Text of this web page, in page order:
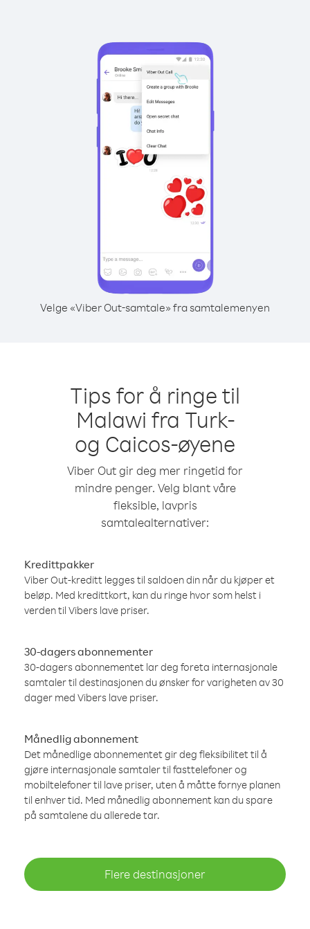
Velge «Viber Out-samtale» fra samtalemenyen
Tips for å ringe til
Malawi fra Turk-
og Caicos-øyene
Viber Out gir deg mer ringetid for
mindre penger. Velg blant våre
fleksible, lavpris
samtalealternativer:
Kredittpakker
Viber Out-kreditt legges til saldoen din når du kjøper et
beløp. Med kredittkort, kan du ringe hvor som helst i
verden til Vibers lave priser.
30-dagers abonnementer
30-dagers abonnementet lar deg foreta internasjonale
samtaler til destinasjonen du ønsker for varigheten av 30
dager med Vibers lave priser.
Månedlig abonnement
Det månedlige abonnementet gir deg fleksibilitet til å
gjøre internasjonale samtaler til fasttelefoner og
mobiltelefoner til lave priser, uten å måtte fornye planen
til enhver tid. Med månedlig abonnement kan du spare
på samtalene du allerede tar.
Flere destinasjoner